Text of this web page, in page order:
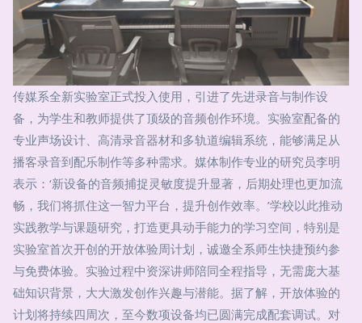
传媒系全新实验室正式投入使用，引进了先进录音与制作设
备，为学生和教师提供了顶级的音频创作环境。实验室配备的
专业声场设计、高清录音器材和多轨道编辑系统，能够满足从
播客录音到配乐制作等多种需求。媒体制作专业的研究员李明
表示：‘新设备的音频捕捉灵敏度提升显著，后期处理也更加流
畅，我们将抓住这一智力平台，提升创作效率。’学校以此推动
实践教学与课题研究，打造更具动手能力的学习空间，特别是
实验室首次开创的开放体验周计划，诚邀全系师生快捷预约参
与免费体验。实验过程中资深讲师陪同全程指导，无需庞大基
础知识背景，大大激发创作兴趣与潜能。据了解，开放体验的
计划将持续四周次，至今数项设备均已圆满完成配套调试。对